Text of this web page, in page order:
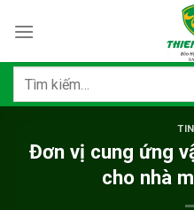
qua
dungTìm
Đơn vị cung ứng
cho nhà